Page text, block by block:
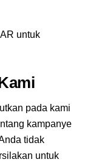
untuk
pada kami
kampanye
tidak
untuk